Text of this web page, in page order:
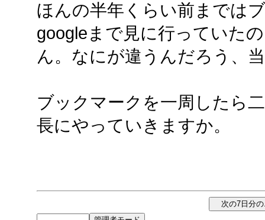
ほんの半年くらい前までは
googleまで見に行っていた
ん。なにが違うんだろう、
ブックマークを一周したら
長にやっていきますか。